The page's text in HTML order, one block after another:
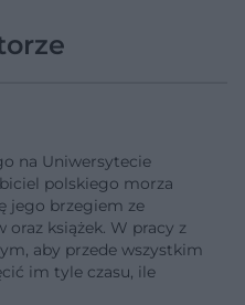
na Uniwersytecie
polskiego morza
jego brzegiem ze
oraz książek. W pracy z
aby przede wszystkim
im tyle czasu, ile